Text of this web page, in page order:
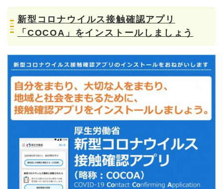
新型コロナウイルス接触確認アプリ
「COCOA」をインストールしましょう